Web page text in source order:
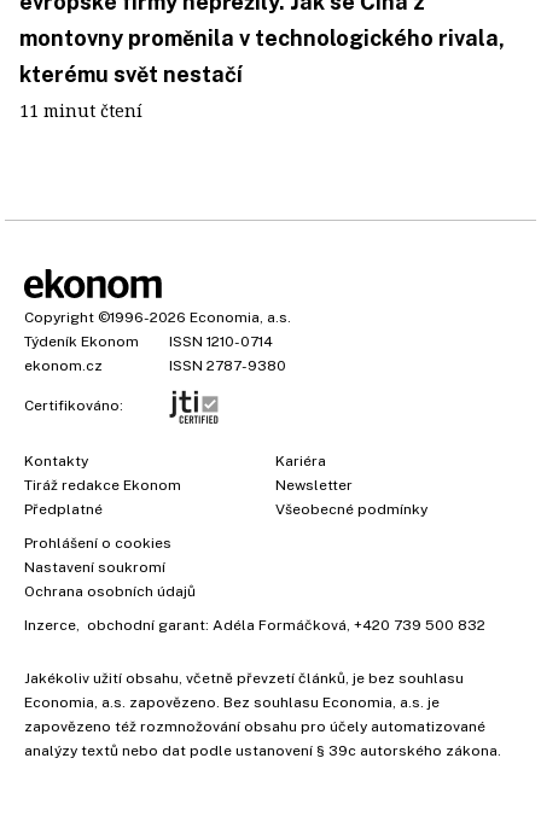
montovny proměnila v technologického rivala,
kterému svět nestačí
11 minut čtení
Copyright ©1996-2026 Economia, a.s.
Týdeník Ekonom
ISSN 1210-0714
ekonom.cz
ISSN 2787-9380
Certifikováno:
Kontakty
Tiráž redakce Ekonom
Předplatné
Kariéra
Newsletter
Všeobecné podmínky
Prohlášení o cookies
Nastavení soukromí
Ochrana osobních údajů
Inzerce , obchodní garant: Adéla Formáčková +420 739 500 832
Jakékoliv užití obsahu, včetně převzetí článků, je bez souhlasu
Economia, a.s. zapovězeno. Bez souhlasu Economia, a.s. je
zapovězeno též rozmnožování obsahu pro účely automatizované
analýzy textů nebo dat podle ustanovení § 39c autorského zákona.